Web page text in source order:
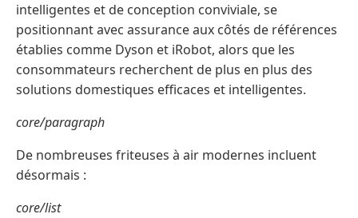
intelligentes et de conception conviviale, se
positionnant avec assurance aux côtés de références
établies comme Dyson et iRobot, alors que les
consommateurs recherchent de plus en plus des
solutions domestiques efficaces et intelligentes.
core/paragraph
De nombreuses friteuses à air modernes incluent
désormais :
core/list